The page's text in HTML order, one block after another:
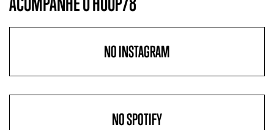
NO INSTAGRAM
NO SPOTIFY